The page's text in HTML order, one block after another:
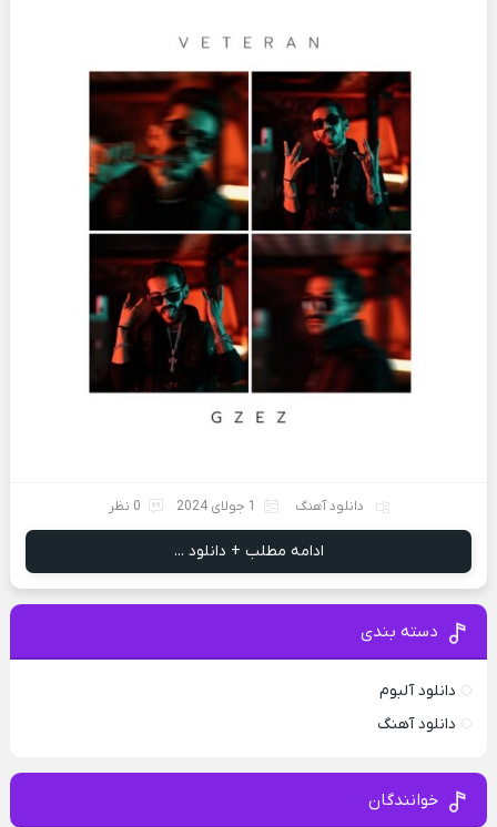
دانلود آهنگ 1 جولای 2024 0 نظر
ادامه مطلب + دانلود ...
دسته بندی
دانلود آلبوم
دانلود آهنگ
خوانندگان